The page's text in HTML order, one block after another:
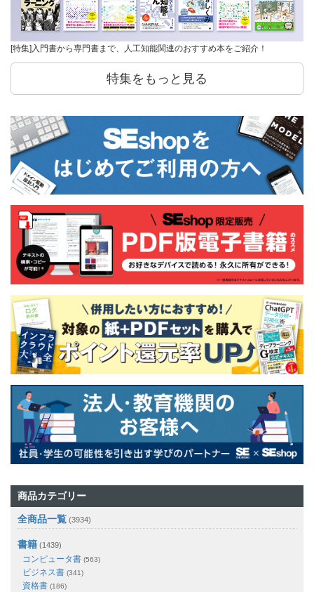
[特集]入門書から専門書まで、人工知能関連のおすすめ本をご紹介！
特集をもっと見る
商品カテゴリー
全商品一覧 (3934)
書籍 (1439)
コンピュータ書 (563)
ビジネス書 (341)
資格書 (186)